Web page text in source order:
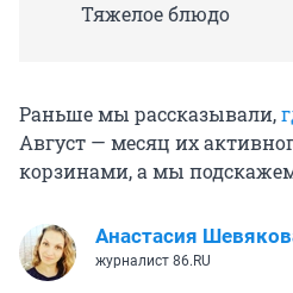
Тяжелое блюдо
Раньше мы рассказывали,
Август — месяц их
корзинами, а мы
Анастасия
журналист 86.RU